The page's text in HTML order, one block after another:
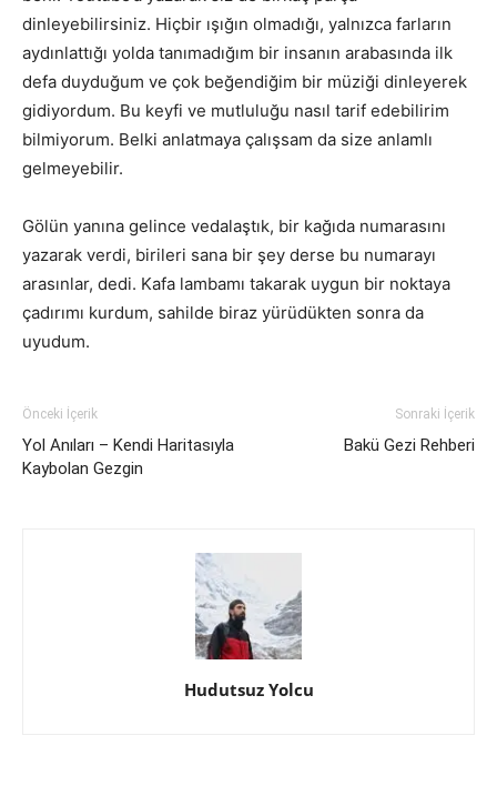
dinleyebilirsiniz. Hiçbir ışığın olmadığı, yalnızca farların
aydınlattığı yolda tanımadığım bir insanın arabasında ilk
defa duyduğum ve çok beğendiğim bir müziği dinleyerek
gidiyordum. Bu keyfi ve mutluluğu nasıl tarif edebilirim
bilmiyorum. Belki anlatmaya çalışsam da size anlamlı
gelmeyebilir.
Gölün yanına gelince vedalaştık, bir kağıda numarasını
yazarak verdi, birileri sana bir şey derse bu numarayı
arasınlar, dedi. Kafa lambamı takarak uygun bir noktaya
çadırımı kurdum, sahilde biraz yürüdükten sonra da
uyudum.
Önceki İçerik
Yol Anıları – Kendi Haritasıyla
Kaybolan Gezgin
Sonraki İçerik
Bakü Gezi Rehberi
Hudutsuz Yolcu